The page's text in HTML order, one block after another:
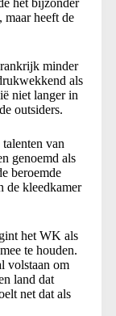
het bijzonder
heeft de
minder
als
niet langer in
outsiders.
van
genoemd als
beroemde
de kleedkamer
het WK als
te houden.
volstaan om
land dat
net dat als